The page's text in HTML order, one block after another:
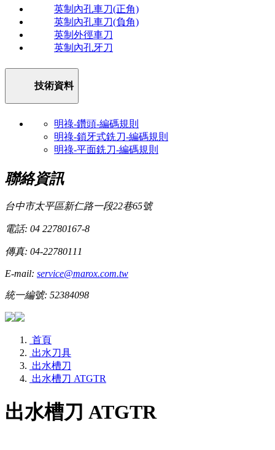
英制內孔車刀(正角)
英制內孔車刀(負角)
英制外徑車刀
英制內孔牙刀
技術資料
明祿-鑽頭-編碼規則
明祿-鎖牙式銑刀-編碼規則
明祿-平面銑刀-編碼規則
聯絡資訊
台中市太平區新仁路一段22巷65號
電話: 04 22780167-8
傳真: 04-22780111
E-mail: service@marox.com.tw
統一編號: 52384098
首頁
出水刀具
出水槽刀
出水槽刀 ATGTR
出水槽刀 ATGTR